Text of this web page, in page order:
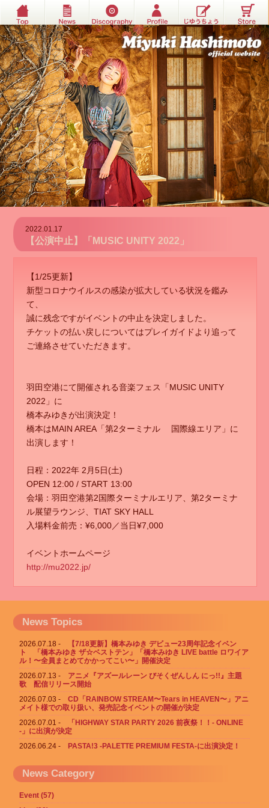
2022.01.17
【公演中止】「MUSIC UNITY 2022」
【1/25更新】
新型コロナウイルスの感染が拡大している状況を鑑み
て、
誠に残念ですがイベントの中止を決定しました。
チケットの払い戻しについてはプレイガイドより追って
ご連絡させていただきます。
羽田空港にて開催される音楽フェス「MUSIC UNITY
2022」に
橋本みゆきが出演決定！
橋本はMAIN AREA「第2ターミナル 国際線エリア」に
出演します！
日程：2022年 2月5日(土)
OPEN 12:00 / START 13:00
会場：羽田空港第2国際ターミナルエリア、第2ターミナ
ル展望ラウンジ、TIAT SKY HALL
⼊場料⾦前売：¥6,000／当⽇¥7,000
イベントホームページ
http://mu2022.jp/
News Topics
2026.07.18
【7/18更新】橋本みゆき デビュー23周年記念イベン
ト 「橋本みゆき ザ☆ベストテン」「橋本みゆき LIVE battle ロワイア
ル！〜全員まとめてかかってこい〜」開催決定
2026.07.13
アニメ『アズールレーン びそくぜんしん にっ!!』主題
歌 配信リリース開始
2026.07.03
CD「RAINBOW STREAM〜Tears in HEAVEN〜」アニ
メイト様での取り扱い、発売記念イベントの開催が決定
2026.07.01
「HIGHWAY STAR PARTY 2026 前夜祭！！- ONLINE
-」に出演が決定
2026.06.24
PASTA!3 -PALETTE PREMIUM FESTA-に出演決定！
News Category
Event (57)